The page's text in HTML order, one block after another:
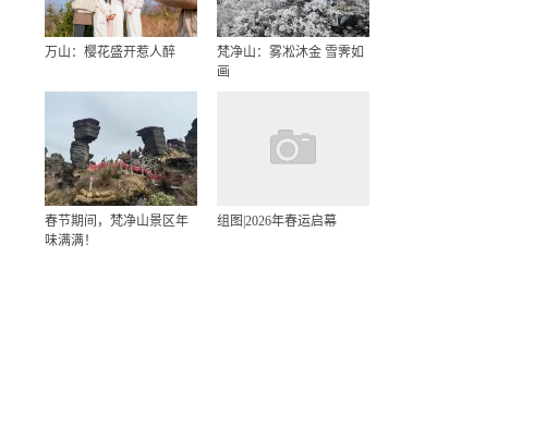
万山：樱花盛开惹人醉
梵净山：雾凇沐金 雪霁如
画
春节期间，梵净山景区年
味满满！
组图|2026年春运启幕